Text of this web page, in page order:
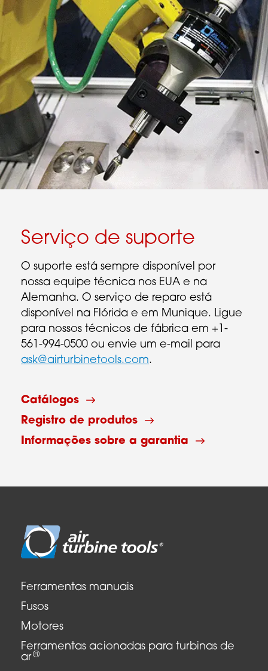
Serviço de suporte
O suporte está sempre disponível por
nossa equipe técnica nos EUA e na
Alemanha. O serviço de reparo está
disponível na Flórida e em Munique. Ligue
para nossos técnicos de fábrica em +1-
561-994-0500 ou envie um e-mail para
ask@airturbinetools.com.
Catálogos
Registro de produtos
Informações sobre a garantia
Ferramentas manuais
Fusos
Motores
Ferramentas acionadas para turbinas de
ar ®